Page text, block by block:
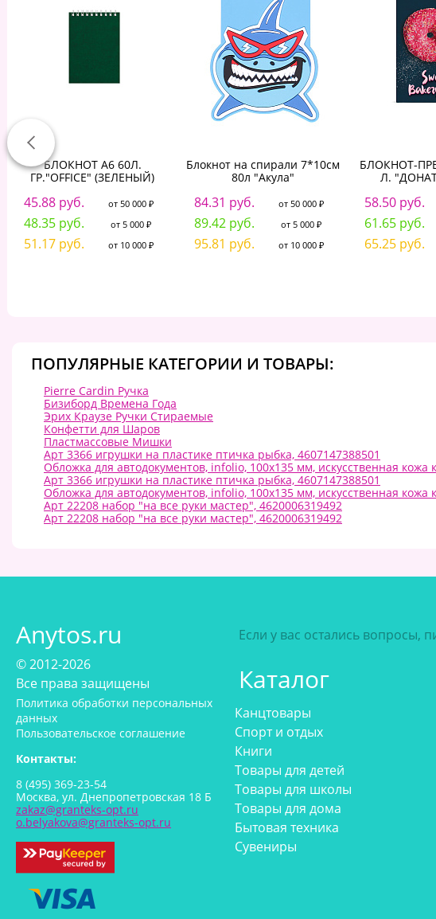
БЛОКНОТ А6 60Л.
ГР."OFFICE" (ЗЕЛЕНЫЙ)
45.88 руб. от 50 000 ₽
48.35 руб. от 5 000 ₽
51.17 руб. от 10 000 ₽
Блокнот на спирали 7*10см
80л "Акула"
84.31 руб. от 50 000 ₽
89.42 руб. от 5 000 ₽
95.81 руб. от 10 000 ₽
БЛОКНОТ-
Л.
58.50 руб.
61.65 руб.
65.25 руб.
ПОПУЛЯРНЫЕ КАТЕГОРИИ И ТОВАРЫ:
Pierre Cardin Ручка
Бизиборд Времена Года
Эрих Краузе Ручки Стираемые
Конфетти для Шаров
Пластмассовые Мишки
Арт 3366 игрушки на пластике птичка рыбка, 4607147388501
Обложка для автодокументов, infolio, 100х135 мм, искусственная кожа
Арт 3366 игрушки на пластике птичка рыбка, 4607147388501
Обложка для автодокументов, infolio, 100х135 мм, искусственная кожа
Арт 22208 набор "на все руки мастер", 4620006319492
Арт 22208 набор "на все руки мастер", 4620006319492
Anytos.ru
© 2012-2026
Все права защищены
Политика обработки персональных
данных
Пользовательское соглашение
Контакты:
8 (495) 369-23-54
Москва, ул. Днепропетровская 18 Б
zakaz@granteks-opt.ru
o.belyakova@granteks-opt.ru
Если у вас остались вопросы,
Каталог
Канцтовары
Спорт и отдых
Книги
Товары для детей
Товары для школы
Товары для дома
Бытовая техника
Сувениры